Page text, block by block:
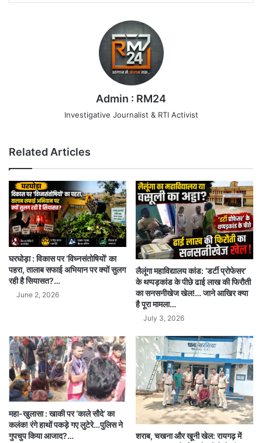
Admin : RM24
Investigative Journalist & RTI Activist
Related Articles
घरघोड़ा : विकास पर ‘विघ्नसंतोषियों’ का
पहरा, तालाब सफाई अभियान पर क्यों सुलग
रही है सियासत?…
June 2, 2026
लैलूंगा महाविद्यालय कांड: ‘डर्टी प्रोफेसर’
के थप्पड़कांड के पीछे ढाई लाख की फिरौती
का सनसनीखेज खेल!… जाने आखिर क्या
है पूरा मामला…
July 3, 2026
महा-खुलासा : खाकी पर ‘काले सौदे’ का
कलंक! रंगे हाथों पकड़े गए लुटेरे…पुलिस ने
गुपचुप किया आजाद?…
शराब, चखना और खूनी खेल: रायगढ़ में